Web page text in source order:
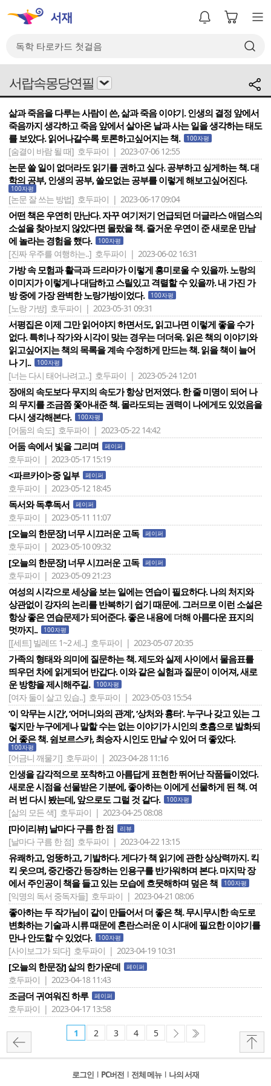
서랍속몽당연필
삶과 죽음을 다루는 사람이 쓴, 삶과 죽음 이야기. 인생의 결정 앞에서
죽음까지 생각하고 죽음 앞에서 살아온 날과 사는 일을 생각하는 태도
를 보았다. 읽어나갈수록 토론하고싶어지는 책.
100자평
[숨결이 바람 될 때] 호두파이 | 2023-07-06 12:55
논문 쓸 일이 없더라도 읽기를 권하고 싶다. 공부하고 싶게하는 책. 대
학의 공부, 인생의 공부, 쓸모없는 공부를 이렇게 해보고싶어진다.
100자평
[논문 잘 쓰는 방법] 호두파이 | 2023-06-17 09:04
어떤 책은 우연히 만난다. 자꾸 여기저기 언급되던 더글라스 애덤스의
소설을 찾아보지 않았다면 몰랐을 책. 즐거운 우연이 준 새로운 만남
에 놀라는 경험을 했다.
100자평
[진짜 우주를 여행하는..] 호두파이 | 2023-06-02 16:31
가방 속 모험과 활극과 드라마가 이렇게 흥미로울 수 있을까. 노랑의
이미지가 이렇게나 대담하고 스릴있고 격렬할 수 있을까. 내 가진 가
방 중에 가장 완벽한 노랑가방이었다.
100자평
[노랑 가방] 호두파이 | 2023-05-31 09:31
서평집은 이제 그만 읽어야지 하면서도, 읽고나면 이렇게 좋을 수가
없다. 특히나 작가와 시각이 맞는 경우는 더더욱. 읽은 책의 이야기와
읽고싶어지는 책의 목록을 계속 수정하게 만드는 책. 읽을 책이 늘어
나 기..
100자평
[너는 다시 태어나려고..] 호두파이 | 2023-05-24 12:01
장애의 속도보다 무지의 속도가 항상 먼저였다. 한 줄 미명이 되어 나
의 무지를 조금쯤 쫓아내준 책. 몰라도되는 권력이 나에게도 있었음을
다시 생각해본다.
100자평
[어둠의 속도] 호두파이 | 2023-05-22 14:42
어둠 속에서 빛을 그리며 페이퍼
호두파이 | 2023-05-17 15:19
<파르카이>중 일부 페이퍼
호두파이 | 2023-05-12 18:45
독서와 독후독서 페이퍼
호두파이 | 2023-05-11 11:07
[오늘의 한문장] 너무 시끄러운 고독 페이퍼
호두파이 | 2023-05-10 09:32
[오늘의 한문장] 너무 시끄러운 고독 페이퍼
호두파이 | 2023-05-09 21:23
여성의 시각으로 세상을 보는 일에는 연습이 필요하다. 나의 처지와
상관없이 강자의 논리를 반복하기 쉽기 때문에. 그러므로 이런 소설은
항상 좋은 연습문제가 되어준다. 좋은 내용에 더해 아름다운 표지의
멋까지..
100자평
[[세트] 빌레뜨 1~2 세..] 호두파이 | 2023-05-07 20:35
가족의 형태와 의미에 질문하는 책. 제도와 실제 사이에서 물음표를
띄우던 차에 읽게되어 반갑다. 이와 같은 실험과 질문이 이어져, 새로
운 방향을 제시해주길.
100자평
[여자 둘이 살고 있습..] 호두파이 | 2023-05-03 15:54
‘이 악무는 시간‘, ‘어머니와의 관계‘, ‘상처와 흉터‘. 누구나 갖고 있는 그
렇지만 누구에게나 말할 수는 없는 이야기가 시인의 호흡으로 발화되
어 좋은 책. 쉼보르스카, 최승자 시인도 만날 수 있어 더 좋았다.
100자평
[어금니 깨물기] 호두파이 | 2023-04-28 11:16
인생을 감각적으로 포착하고 아름답게 표현한 뛰어난 작품들이었다.
새로운 시점을 선물받은 기분에, 좋아하는 이에게 선물하게 된 책. 여
러 번 다시 봤는데, 앞으로도 그럴 것 같다.
100자평
[삶의 모든 색] 호두파이 | 2023-04-25 08:08
[마이리뷰] 날마다 구름 한 점 리뷰
[날마다 구름 한 점] 호두파이 | 2023-04-22 13:15
유쾌하고, 엉뚱하고, 기발하다. 게다가 책 읽기에 관한 상상력까지. 킥
킥 웃으며, 중간중간 등장하는 인용구를 반가워하며 본다. 마지막 장
에서 주인공이 책을 들고 있는 모습에 흐뭇해하며 덮은 책
100자평
[익명의 독서 중독자들] 호두파이 | 2023-04-21 08:06
좋아하는 두 작가님이 같이 만들어서 더 좋은 책. 무시무시한 속도로
변화하는 기술과 시류 때문에 혼란스러운 이 시대에 필요한 이야기를
만나 안도할 수 있었다.
100자평
[사이보그가 되다] 호두파이 | 2023-04-19 10:31
[오늘의 한문장] 삶의 한가운데 페이퍼
호두파이 | 2023-04-18 11:43
조금더 귀여워진 하루 페이퍼
호두파이 | 2023-04-17 13:58
1 2 3 4 5
로그인 l PC버전 l 전체 메뉴 l 나의 서재